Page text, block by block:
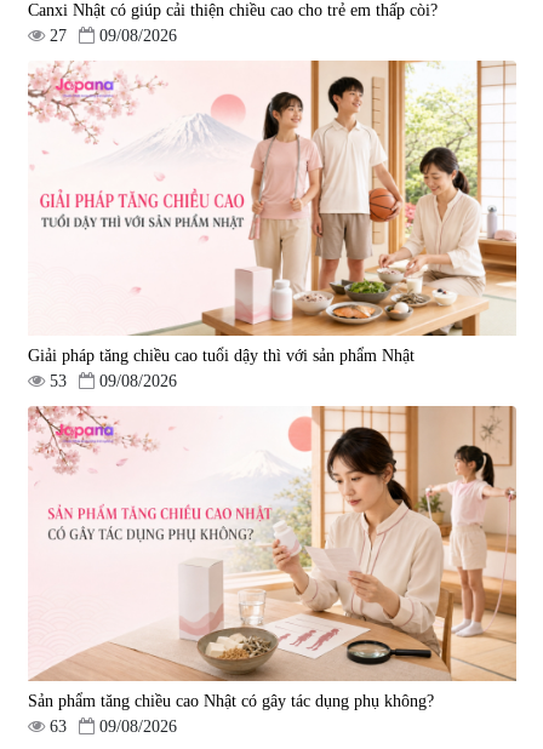
Canxi Nhật có giúp cải thiện chiều cao cho trẻ em thấp còi?
27
09/08/2026
Giải pháp tăng chiều cao tuổi dậy thì với sản phẩm Nhật
53
09/08/2026
Sản phẩm tăng chiều cao Nhật có gây tác dụng phụ không?
63
09/08/2026